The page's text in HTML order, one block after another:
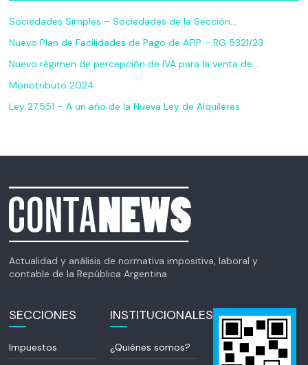
Sociedades Simples – Sociedades de la Sección…
Nuevo Plan de Facilidades de Pago de AFIP – RG 5321/23
Nuevo régimen de percepción de IVA para la venta de…
Monotributo 2024
Ley 27.551 – A un año de la Nueva Ley de Alquileres
Actualidad y análisis de normativa impositiva, laboral y
contable de la República Argentina
SECCIONES
Impuestos
INSTITUCIONALES
¿Quiénes somos?